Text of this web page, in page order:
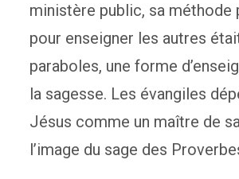
ministère public, sa méthode
pour enseigner les autres
paraboles, une forme
la sagesse. Les évangiles
Jésus comme un maître de
l’image du sage des